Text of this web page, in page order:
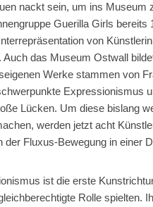
nackt sein, um ins Museum
Guerilla Girls
von
das Museum Ostwall
Werke stammen von
Expressionismus
Lücken. Um diese bislang
werden jetzt acht
der Fluxus-Bewegung in einer
ist die erste
Rolle spielten.